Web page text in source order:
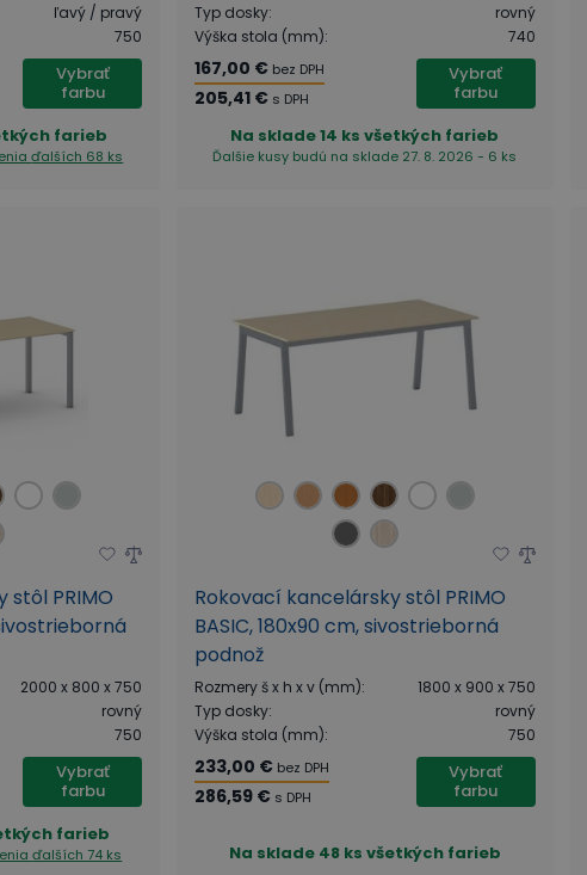
ľavý / pravý
750
Vybrať
farbu
farieb
ďalších 68 ks
Typ dosky:
rovný
Výška stola (mm): 740
167,00 € bez DPH
205,41 € s DPH
Vybrať
farbu
Na sklade14 ks všetkých farieb
Ďalšie kusy budú na sklade 27. 8. 2026 - 6 ks
stôl PRIMO
2000 x 800 x 750
rovný
750
Vybrať
farbu
farieb
ďalších 74 ks
Rokovací kancelársky stôl PRIMO
BASIC, 180x90 cm, sivostrieborná
podnož
Rozmery š x h x v (mm):
1800 x 900 x 750
Typ dosky:
rovný
Výška stola (mm): 750
233,00 € bez DPH
286,59 € s DPH
Vybrať
farbu
Na sklade 48 ks všetkých farieb